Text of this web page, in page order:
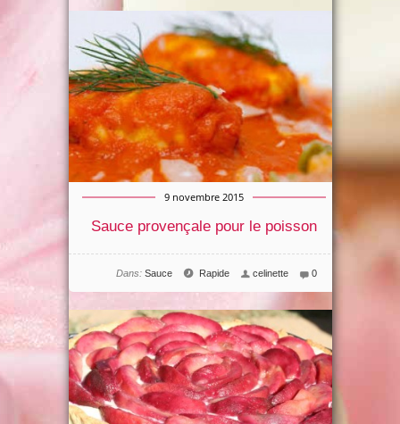
9 novembre 2015
Sauce provençale pour le poisson
0
celinette
Rapide
Dans: Sauce